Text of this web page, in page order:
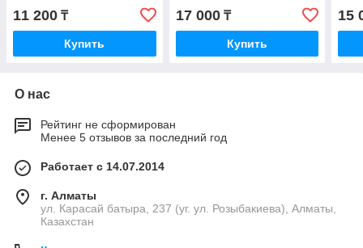
11 200 ₸
Купить
17 000₸
Купить
15
О нас
Рейтинг не сформирован
Менее 5 отзывов за последний год
Работает с 14.07.2014
г. Алматы
ул. Карасай батыра, 237 (уг. ул. Розыбакиева), Алматы,
Казахстан